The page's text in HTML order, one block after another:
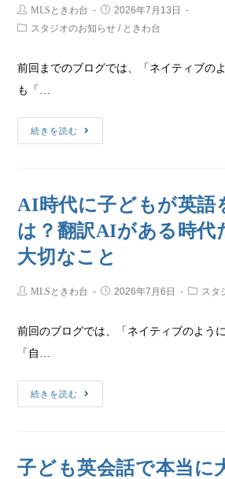
MLSときわ台
2026年7月13日
スタジオのお知らせ / ときわ台
前回までのブログでは、「ネイティブの
も「…
続きを読む
AI時代に子どもが英語
は？翻訳AIがある時代
大切なこと
MLSときわ台 2026年7月6日 スタ
前回のブログでは、「ネイティブのよう
「自…
続きを読む
子ども英会話で本当に